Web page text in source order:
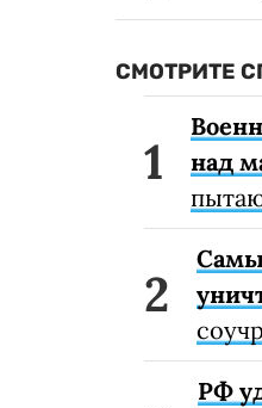
СМОТРИТЕ
над
РФ